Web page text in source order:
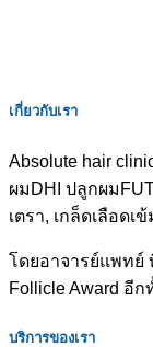
เกี่ยวกับเรา
Absolute hair
ผมDHI ปลูกผม
เตรา, เกล็ดเลือดเ
โดยอาจารย์แพทย์
Follicle Award อี
บริการของเรา